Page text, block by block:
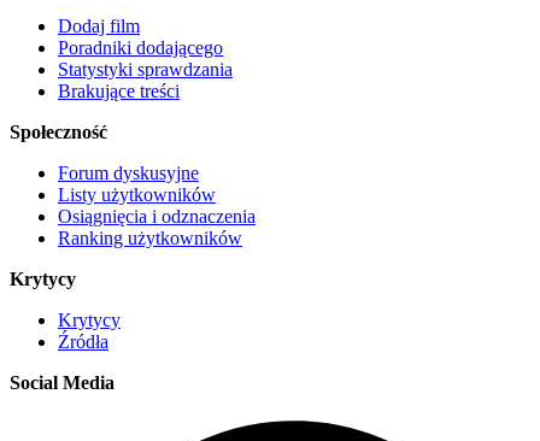
Dodaj film
Poradniki dodającego
Statystyki sprawdzania
Brakujące treści
Społeczność
Forum dyskusyjne
Listy użytkowników
Osiągnięcia i odznaczenia
Ranking użytkowników
Krytycy
Krytycy
Źródła
Social Media